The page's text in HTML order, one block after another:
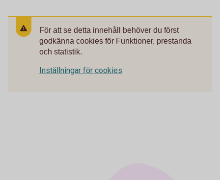
För att se detta innehåll behöver du först
godkänna cookies för Funktioner, prestanda
och statistik.
Inställningar för cookies